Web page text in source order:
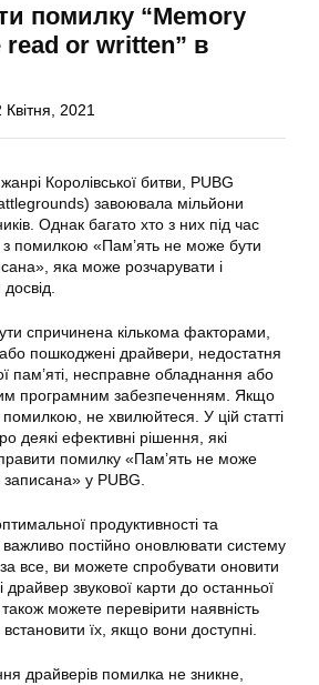
помилку “Memory
read or written” в
Квітня, 2021
Королівської битви, PUBG
завоювала мільйони
Однак багато хто з них під час
з помилкою «Пам’ять не може бути
яка може розчарувати і
спричинена кількома факторами,
або пошкоджені драйвери, недостатня
пам’яті, несправне обладнання або
програмним забезпеченням. Якщо
помилкою, не хвилюйтеся. У цій статті
деякі ефективні рішення, які
помилку «Пам’ять не може
у PUBG.
продуктивності та
постійно оновлювати систему
все, ви можете спробувати оновити
драйвер звукової карти до останньої
також можете перевірити наявність
їх, якщо вони доступні.
драйверів помилка не зникне,